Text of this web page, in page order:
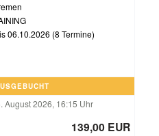
06.10.2026 (8 Termine)
2026, 16:15 Uhr
139,00 EUR